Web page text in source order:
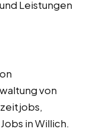
Leistungen
von
in Willich.